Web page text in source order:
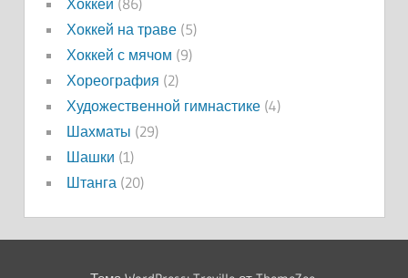
Хоккей (86)
Хоккей на траве(5)
Хоккей с мячом (9)
Хореография (2)
Художественной гимнастике(4)
Шахматы (29)
Шашки (1)
Штанга(20)